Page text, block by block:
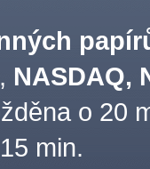
, NASDAQ,
o 20
min.